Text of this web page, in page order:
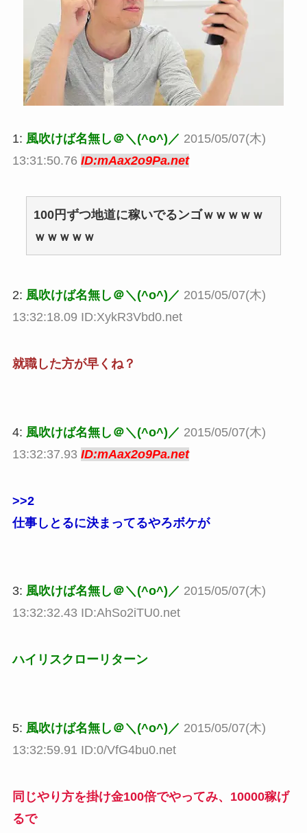
1: 風吹けば名無し＠＼(^o^)／ 2015/05/07(木)
13:31:50.76 ID:mAax2o9Pa.net
100円ずつ地道に稼いでるンゴｗｗｗｗｗ
ｗｗｗｗｗ
2: 風吹けば名無し＠＼(^o^)／ 2015/05/07(木)
13:32:18.09 ID:XykR3Vbd0.net
就職した方が早くね？
4: 風吹けば名無し＠＼(^o^)／ 2015/05/07(木)
13:32:37.93 ID:mAax2o9Pa.net
>>2
仕事しとるに決まってるやろボケが
3: 風吹けば名無し＠＼(^o^)／ 2015/05/07(木)
13:32:32.43 ID:AhSo2iTU0.net
ハイリスクローリターン
5: 風吹けば名無し＠＼(^o^)／ 2015/05/07(木)
13:32:59.91 ID:0/VfG4bu0.net
同じやり方を掛け金100倍でやってみ、10000稼げ
るで